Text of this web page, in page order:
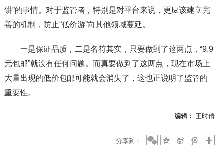
饼”的事情。对于监管者，特别是对平台来说，更应该建立完
善的机制，防止“低价游”向其他领域蔓延。
一是保证品质，二是名符其实，只要做到了这两点，“9.9
元包邮”就没有任何问题。而真要做到了这两点，现在市场上
大量出现的低价包邮可能就会消失了，这也正说明了监管的
重要性。
编辑： 王时倩
分享到：